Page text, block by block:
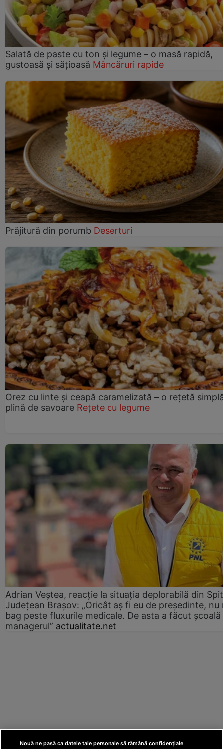
Salată de paste cu ton și legume – o masă rapidă,
gustoasă și sățioasă Mâncăruri rapide
Prăjitură din porumb Deserturi
Orez cu linte și ceapă caramelizată – o rețetă
plină de savoare Rețete cu legume
Adrian Veștea, reacție la situația deplorabilă din
Județean Brașov: „Oricât aș fi eu de președinte, nu
bag peste fluxurile medicale. De asta a făcut școală
managerul” actualitate.net
Nouă ne pasă ca datele tale personale să rămână confidențiale